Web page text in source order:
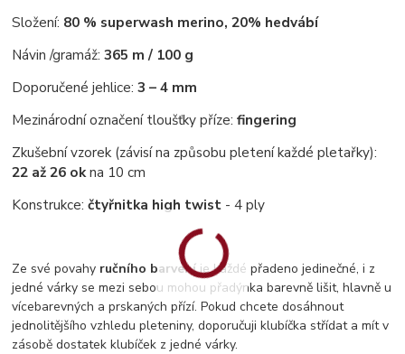
Složení: 80 % superwash merino, 20% hedvábí
Návin /gramáž: 365 m / 100 g
Doporučené jehlice:3 – 4 mm
Mezinárodní označení tloušťky příze:fingering
Zkušební vzorek (závisí na způsobu pletení každé pletařky):
22 až 26 okna 10 cm
Konstrukce:čtyřnitka high twist - 4 ply
Ze své povahy ručního barveníje každé přadeno jedinečné, i z
jedné várky se mezi sebou mohou přadýnka barevně lišit, hlavně u
vícebarevných a prskaných přízí. Pokud chcete dosáhnout
jednolitějšího vzhledu pleteniny, doporučuji klubíčka střídat a mít v
zásobě dostatek klubíček z jedné várky.